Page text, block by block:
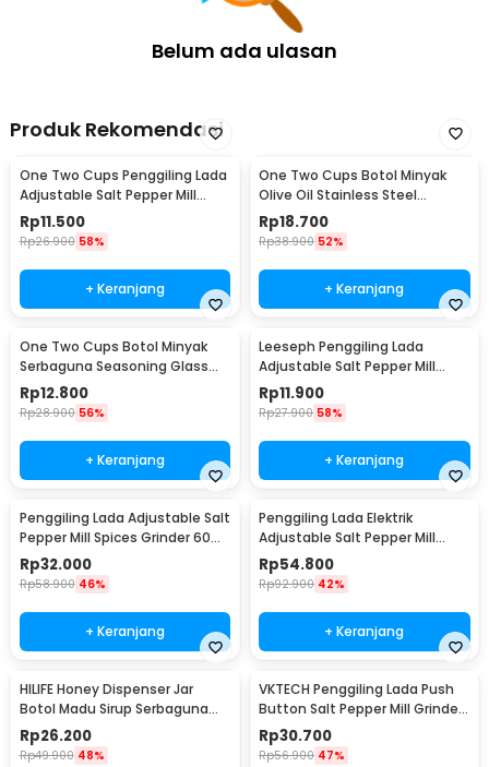
Belum ada ulasan
Produk Rekomendasi
One Two Cups Penggiling Lada
Adjustable Salt Pepper Mill
Grinder 160ml - M15996
Rp11.500
Rp26.900 58%
+ Keranjang
One Two Cups Botol Minyak
Olive Oil Stainless Steel
Platted 500ml - OT50
Rp18.700
Rp38.900 52%
+ Keranjang
One Two Cups Botol Minyak
Serbaguna Seasoning Glass
Jar 630ml - CY180
Rp12.800
Rp28.900 56%
+ Keranjang
Leeseph Penggiling Lada
Adjustable Salt Pepper Mill
Grinder 80ml - M1599
Rp11.900
Rp27.900 58%
+ Keranjang
Penggiling Lada Adjustable Salt
Pepper Mill Spices Grinder 60ml
- CIQ
Rp32.000
Rp58.900 46%
+ Keranjang
Penggiling Lada Elektrik
Adjustable Salt Pepper Mill
Grinder 100ml - 15CE7
Rp54.800
Rp92.900 42%
+ Keranjang
HILIFE Honey Dispenser Jar
Botol Madu Sirup Serbaguna
200ml - H1742
Rp26.200
Rp49.900 48%
VKTECH Penggiling Lada Push
Button Salt Pepper Mill Grinder
135ml - MG600A
Rp30.700
Rp56.900 47%